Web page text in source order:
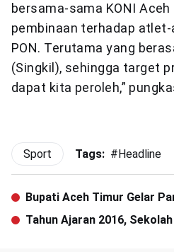
bersama-sama KONI
pembinaan terhadap
PON. Terutama yang
(Singkil), sehingga target
dapat kita peroleh,”
Sport Tags: # Headline
Bupati Aceh Timur Gelar
Tahun Ajaran 2016,